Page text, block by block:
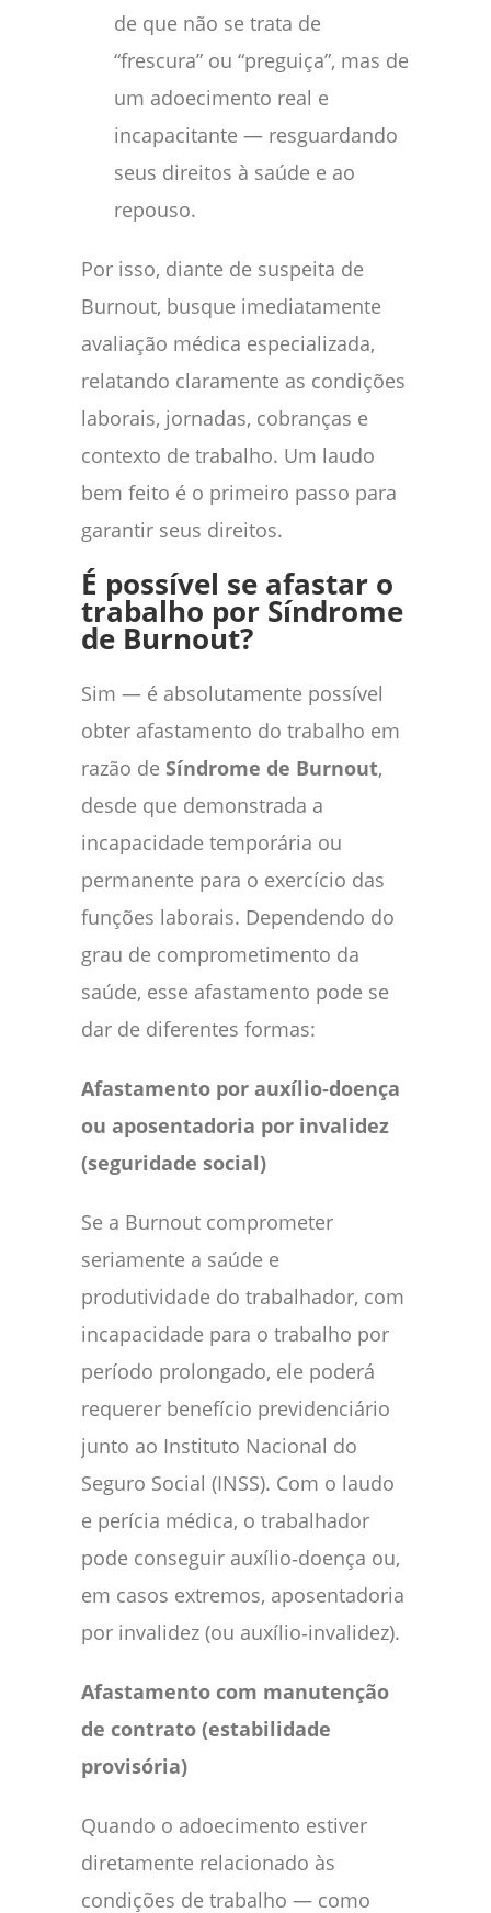
de que não se trata de
“frescura” ou “preguiça”, mas de
um adoecimento real e
incapacitante — resguardando
seus direitos à saúde e ao
repouso.
Por isso, diante de suspeita de
Burnout, busque imediatamente
avaliação médica especializada,
relatando claramente as condições
laborais, jornadas, cobranças e
contexto de trabalho. Um laudo
bem feito é o primeiro passo para
garantir seus direitos.
É possível se afastar o
trabalho por Síndrome
de Burnout?
Sim — é absolutamente possível
obter afastamento do trabalho em
razão de Síndrome de Burnout,
desde que demonstrada a
incapacidade temporária ou
permanente para o exercício das
funções laborais. Dependendo do
grau de comprometimento da
saúde, esse afastamento pode se
dar de diferentes formas:
Afastamento por auxílio‑doença
ou aposentadoria por invalidez
(seguridade social)
Se a Burnout comprometer
seriamente a saúde e
produtividade do trabalhador, com
incapacidade para o trabalho por
período prolongado, ele poderá
requerer benefício previdenciário
junto ao Instituto Nacional do
Seguro Social (INSS). Com o laudo
e perícia médica, o trabalhador
pode conseguir auxílio‑doença ou,
em casos extremos, aposentadoria
por invalidez (ou auxílio‑invalidez).
Afastamento com manutenção
de contrato (estabilidade
provisória)
Quando o adoecimento estiver
diretamente relacionado às
condições de trabalho — como